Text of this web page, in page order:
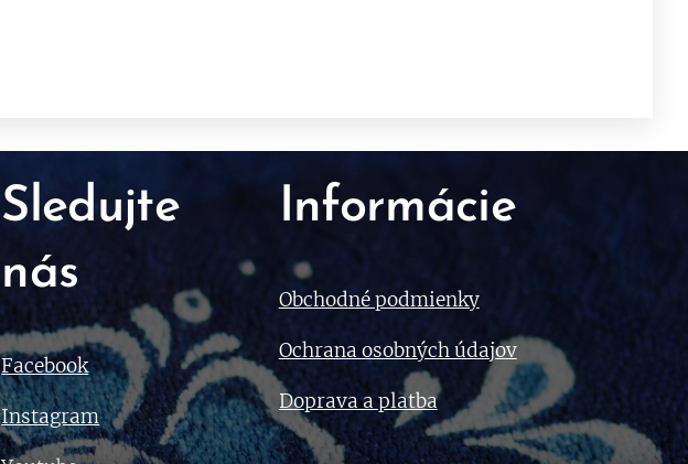
Sledujte
nás
Facebook
Instagram
Informácie
Obchodné podmienky
Ochrana osobných údajov
Doprava a platba